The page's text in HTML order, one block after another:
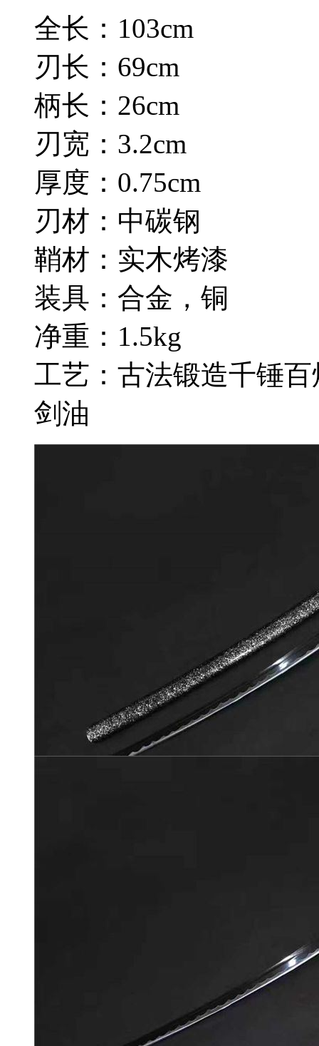
全长：103cm
刃长：69cm
柄长：26cm
刃宽：3.2cm
厚度：0.75cm
刃材：中碳钢
鞘材：实木烤漆
装具：合金，铜
净重：1.5kg
工艺：古法锻造千锤
剑油